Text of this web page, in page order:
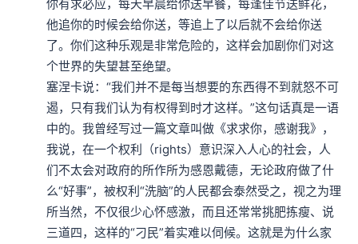
你有求必应，每天早晨给你送早餐，每逢佳节送鲜花，
他追你的时候会给你送，等追上了以后就不会给你送
了。你们这种乐观是非常危险的，这样会加剧你们对这
个世界的失望甚至绝望。
塞涅卡说：“我们并不是每当想要的东西得不到就怒不可
遏，只有我们认为有权得到时才这样。”这句话真是一语
中的。我曾经写过一篇文章叫做《求求你，感谢我》，
我说，在一个权利（rights）意识深入人心的社会，人
们不太会对政府的所作所为感恩戴德，无论政府做了什
么“好事”，被权利“洗脑”的人民都会泰然受之，视之为理
所当然，不仅很少心怀感激，而且还常常挑肥拣瘦、说
三道四，这样的“刁民”着实难以伺候。这就是为什么家